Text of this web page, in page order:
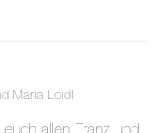
Maria Loidl